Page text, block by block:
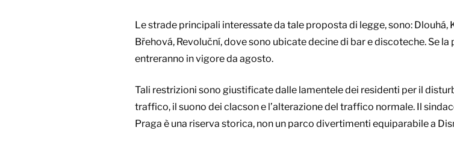
Le strade principali interessate da tale proposta di legge, sono: Dlouhá,
Břehová, Revoluční, dove sono ubicate decine di bar e discoteche. Se
entreranno in vigore da agosto.
Tali restrizioni sono giustificate dalle lamentele dei residenti per il
traffico, il suono dei clacson e l’alterazione del traffico normale. Il
Praga è una riserva storica, non un parco divertimenti equiparabile a